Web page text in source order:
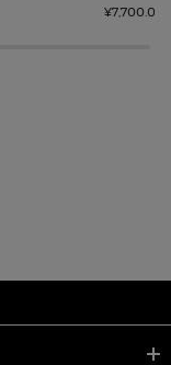
¥7,700.00